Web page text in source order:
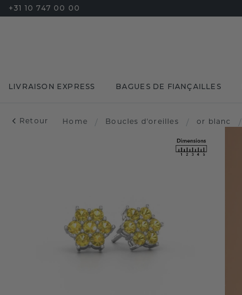
+31 10 747 00 00
LIVRAISON EXPRESS BAGUES DE FIANÇAILLES
Retour Home / Boucles d'oreilles / or blanc /